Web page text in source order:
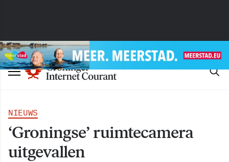
NIEUWS
‘Groningse’ ruimtecamera
uitgevallen